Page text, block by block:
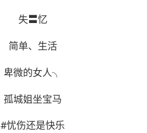
失〓忆
简单、生活
卑微的女人╮
孤城姐坐宝马
#忧伤还是快乐